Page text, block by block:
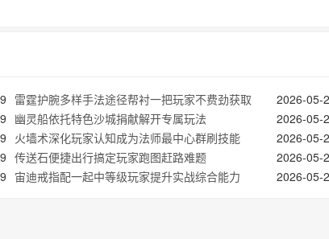
2026-05-
雷霆护腕多样手法途径帮衬一把玩家不费劲获取
2026-05-
幽灵船依托特色沙城捐献解开专属玩法
2026-05-
火墙术深化玩家认知成为法师最中心群刷技能
2026-05-
传送石便捷出行搞定玩家跑图赶路难题
2026-05-
宙迪戒指配一起中等级玩家提升实战综合能力